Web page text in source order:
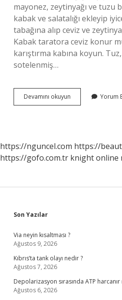
mayonez, zeytinyağı ve tuzu
kabak ve salatalığı ekleyip
tabağına alıp ceviz ve
Kabak taratora ceviz konur
karıştırma kabına koyun.
sotelenmiş…
Devamını okuyun
Kabak
Yorum
https://nguncel.com https://
https://gofo.com.tr knight online
Sidebar
Son Yazılar
Via neyin kısaltması ?
Ağustos 9, 2026
Kıbrıs’ta tank olayı nedir ?
Ağustos 7, 2026
Depolarizasyon sırasında ATP harcanır
Ağustos 6, 2026